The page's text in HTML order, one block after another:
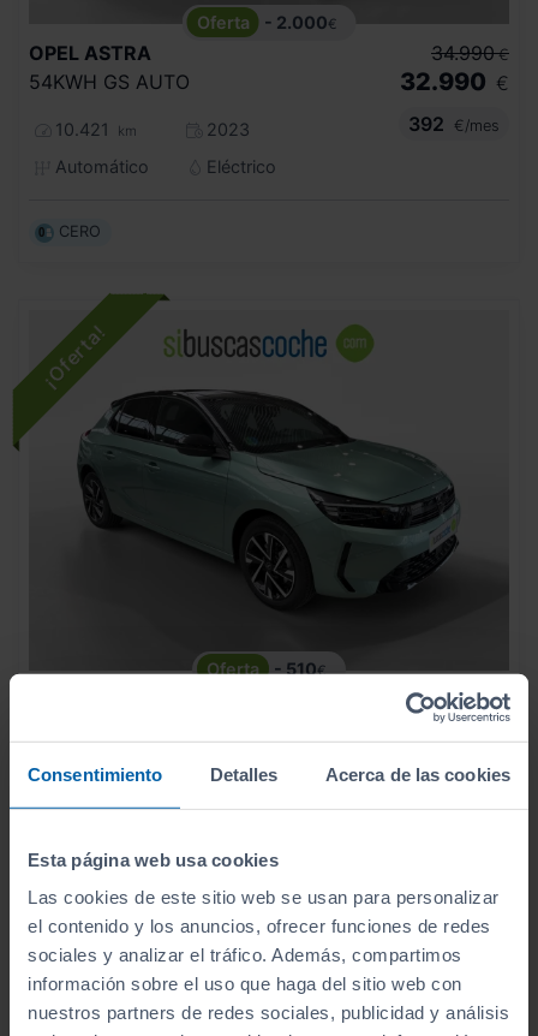
Consentimiento Detalles Acerca de las cookies
Esta página web usa cookies
Las cookies de este sitio web se usan para personalizar
el contenido y los anuncios, ofrecer funciones de redes
sociales y analizar el tráfico. Además, compartimos
información sobre el uso que haga del sitio web con
nuestros partners de redes sociales, publicidad y análisis
- 2.000€
OPEL ASTRA
54KWH GS AUTO
10.421 km
2023
Automático
Eléctrico
34.990 €
32.990 €
392
€/mes
CERO
- 510€
6.950 km
2026
Automático
Gasolina
20.500 €
19.990
238
€/mes